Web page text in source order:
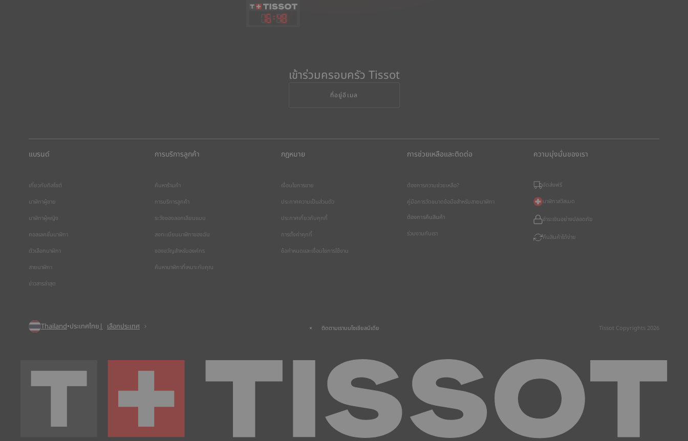
16:48
เข้าร่วมครอบครัว Tissot
ที่อยู่อีเมล
แบรนด์
เกี่ยวกับทิสโซต์
นาฬิกาผู้ชาย
นาฬิกาผู้หญิง
คอลเลคชั่นนาฬิกา
ตัวเลือกนาฬิกา
สายนาฬิกา
ข่าวสารล่าสุด
การบริการลูกค้า
ค้นหาร้านค้า
การบริการลูกค้า
ระวังของลอกเลียนแบบ
ลงทะเบียนนาฬิกาของฉัน
ของขวัญสำหรับองค์กร
ค้นหานาฬิกาที่เหมาะกับคุณ
กฎหมาย
เงื่อนไขการขาย
ประกาศความเป็นส่วนตัว
ประกาศเกี่ยวกับคุกกี้
การตั้งค่าคุกกี้
ข้อกำหนดและเงื่อนไขการใช้งาน
การช่วยเหลือและติดต่อ
ต้องการความช่วยเหลือ?
คู่มือการวัดขนาดข้อมือสำหรับสายนาฬิกา
ต้องการคืนสินค้า
ร่วมงานกับเรา
ความมุ่งมั่นของเรา
จัดส่งฟรี
นาฬิกาสวิสเมด
ชำระเงินอย่างปลอดภัย
คืนสินค้าได้ง่าย
Thailand•ประเทศไทย เลือกประเทศ ติดตามเราบนโซเชียลมีเดีย Tissot Copyrights 2026